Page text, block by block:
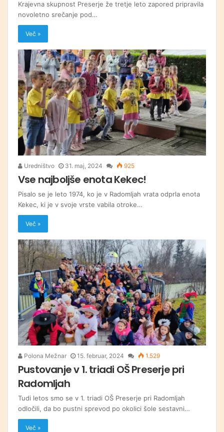
Krajevna skupnost Preserje že tretje leto zapored pripravila
novoletno srečanje pod…
Več »
Uredništvo 31. maj, 2024 925
Vse najboljše enota Kekec!
Pisalo se je leto 1974, ko je v Radomljah vrata odprla enota
Kekec, ki je v svoje vrste vabila otroke…
Več »
Polona Mežnar 15. februar, 2024 1.529
Pustovanje v 1. triadi OŠ Preserje pri
Radomljah
Tudi letos smo se v 1. triadi OŠ Preserje pri Radomljah
odločili, da bo pustni sprevod po okolici šole sestavni…
Več »